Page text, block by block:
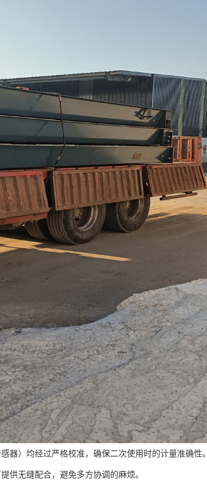
器）均经过严格校准，确保二次使用时的计量准确性。
供无缝配合，避免多方协调的麻烦。